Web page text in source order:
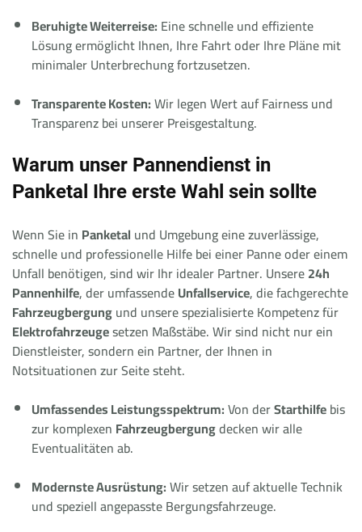
Beruhigte Weiterreise: Eine schnelle und effiziente
Lösung ermöglicht Ihnen, Ihre Fahrt oder Ihre Pläne mit
minimaler Unterbrechung fortzusetzen.
Transparente Kosten:Wir legen Wert auf Fairness und
Transparenz bei unserer Preisgestaltung.
Warum unser Pannendienst in
Panketal Ihre erste Wahl sein sollte
Wenn Sie in Panketal und Umgebung eine zuverlässige,
schnelle und professionelle Hilfe bei einer Panne oder einem
Unfall benötigen, sind wir Ihr idealer Partner. Unsere24h
Pannenhilfe, der umfassendeUnfallservice, die fachgerechte
Fahrzeugbergungund unsere spezialisierte Kompetenz für
Elektrofahrzeugesetzen Maßstäbe. Wir sind nicht nur ein
Dienstleister, sondern ein Partner, der Ihnen in
Notsituationen zur Seite steht.
Umfassendes Leistungsspektrum:Von derStarthilfebis
zur komplexen Fahrzeugbergungdecken wir alle
Eventualitäten ab.
Modernste Ausrüstung:Wir setzen auf aktuelle Technik
und speziell angepasste Bergungsfahrzeuge.